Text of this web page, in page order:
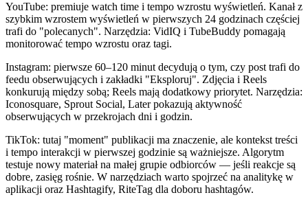
YouTube: premiuje watch time i tempo wzrostu wyświetleń. Kanał z
szybkim wzrostem wyświetleń w pierwszych 24 godzinach częściej
trafi do "polecanych". Narzędzia: VidIQ i TubeBuddy pomagają
monitorować tempo wzrostu oraz tagi.
Instagram: pierwsze 60–120 minut decydują o tym, czy post trafi do
feedu obserwujących i zakładki "Eksploruj". Zdjęcia i Reels
konkurują między sobą; Reels mają dodatkowy priorytet. Narzędzia:
Iconosquare, Sprout Social, Later pokazują aktywność
obserwujących w przekrojach dni i godzin.
TikTok: tutaj "moment" publikacji ma znaczenie, ale kontekst treści
i tempo interakcji w pierwszej godzinie są ważniejsze. Algorytm
testuje nowy materiał na małej grupie odbiorców — jeśli reakcje są
dobre, zasięg rośnie. W narzędziach warto spojrzeć na analitykę w
aplikacji oraz Hashtagify, RiteTag dla doboru hashtagów.